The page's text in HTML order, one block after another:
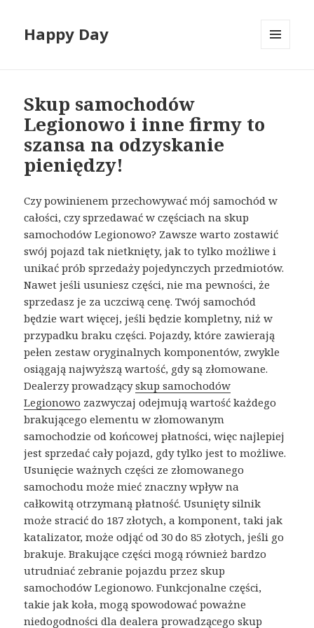
Happy Day
Skup samochodów
Legionowo i inne firmy to
szansa na odzyskanie
pieniędzy!
Czy powinienem przechowywać mój samochód w
całości, czy sprzedawać w częściach na skup
samochodów Legionowo? Zawsze warto zostawić
swój pojazd tak nietknięty, jak to tylko możliwe i
unikać prób sprzedaży pojedynczych przedmiotów.
Nawet jeśli usuniesz części, nie ma pewności, że
sprzedasz je za uczciwą cenę. Twój samochód
będzie wart więcej, jeśli będzie kompletny, niż w
przypadku braku części. Pojazdy, które zawierają
pełen zestaw oryginalnych komponentów, zwykle
osiągają najwyższą wartość, gdy są złomowane.
Dealerzy prowadzącyskup samochodów
Legionowo zazwyczaj odejmują wartość każdego
brakującego elementu w złomowanym
samochodzie od końcowej płatności, więc najlepiej
jest sprzedać cały pojazd, gdy tylko jest to możliwe.
Usunięcie ważnych części ze złomowanego
samochodu może mieć znaczny wpływ na
całkowitą otrzymaną płatność. Usunięty silnik
może stracić do 187 złotych, a komponent, taki jak
katalizator, może odjąć od 30 do 85 złotych, jeśli go
brakuje. Brakujące części mogą również bardzo
utrudniać zebranie pojazdu przez skup
samochodów Legionowo. Funkcjonalne części,
takie jak koła, mogą spowodować poważne
niedogodności dla dealera prowadzącego skup